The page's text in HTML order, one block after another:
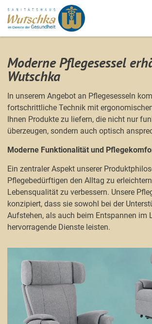
Seitenbereiche:
Inhalt
Hauptnavigation
Footernavigation
Logo
Sanitätshaus
zur
Startseite
Moderne Pflegesessel
Wutschka
In unserem Angebot an Pflegesesseln
fortschrittliche Technik mit
Ihnen Produkte zu liefern, die nicht nur
überzeugen, sondern auch optisch
Moderne Funktionalität und
Ein zentraler Aspekt unserer
Pflegebedürftigen den Alltag zu
Lebensqualität zu verbessern. Unsere
konzipiert, dass sie sowohl bei der
Aufstehen, als auch beim Entspannen im
hervorragende Dienste leisten.